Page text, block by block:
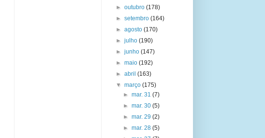
►outubro(178)
►setembro(164)
►agosto(170)
►julho(190)
►junho(147)
►maio(192)
►abril(163)
▼março(175)
► mar. 31 (7)
► mar. 30 (5)
► mar. 29 (2)
► mar. 28 (5)